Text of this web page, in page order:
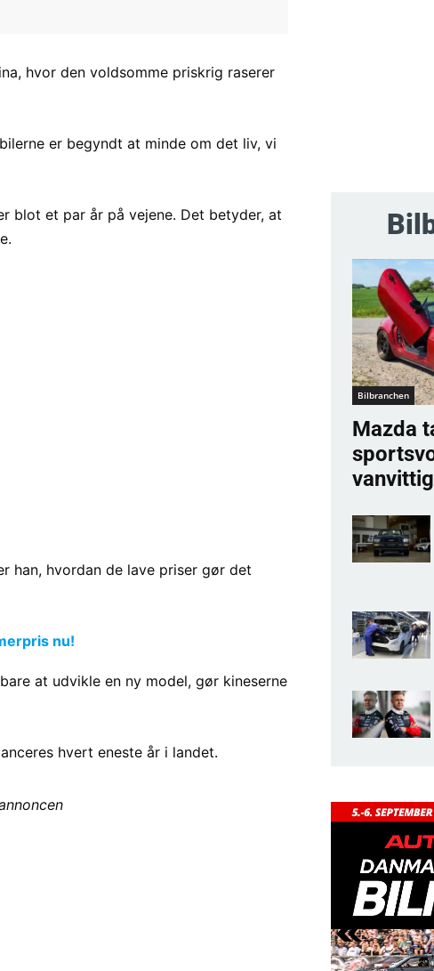
hvor den voldsomme priskrig raserer
er begyndt at minde om det liv, vi
blot et par år på vejene. Det betyder, at
han, hvordan de lave priser gør det
nu!
at udvikle en ny model, gør kineserne
hvert eneste år i landet.
Bilbranchen
Mazda